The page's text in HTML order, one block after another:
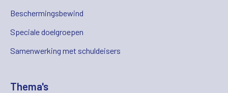
Beschermingsbewind
Speciale doelgroepen
Samenwerking met schuldeisers
Thema's